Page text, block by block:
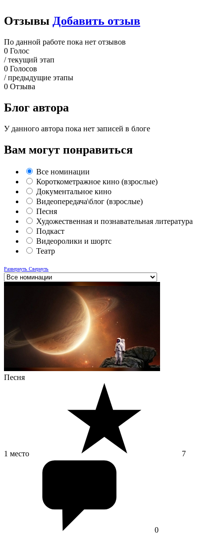
Отзывы Добавить отзыв
По данной работе пока нет отзывов
0 Голос
/ текущий этап
0 Голосов
/ предыдущие этапы
0 Отзыва
Блог автора
У данного автора пока нет записей в блоге
Вам могут понравиться
Все номинации
Короткометражное кино (взрослые)
Документальное кино
Видеопередача\блог (взрослые)
Песня
Художественная и познавательная литература
Подкаст
Видеоролики и шортс
Театр
Развернуть Свернуть
Песня
1 место 7
0